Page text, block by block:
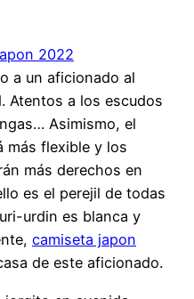
a un aficionado al
Atentos a los escudos
Asimismo, el
más flexible y los
más derechos en
es el perejil de todas
urdin es blanca y
camiseta japon
de este aficionado.